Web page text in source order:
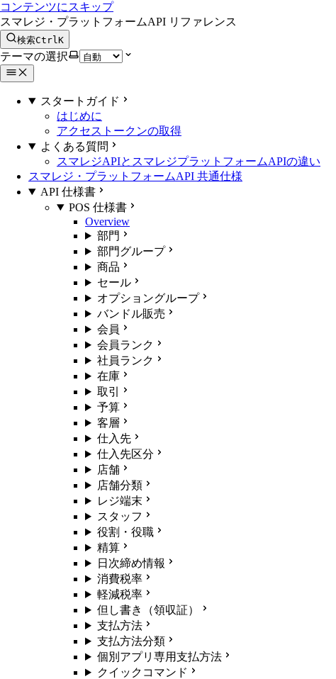
コンテンツにスキップ
スマレジ・プラットフォームAPI リファレンス
検索CtrlK
テーマの選択
スタートガイド
はじめに
アクセストークンの取得
よくある質問
スマレジAPIとスマレジプラットフォームAPIの違い
スマレジ・プラットフォームAPI 共通仕様
API 仕様書
POS 仕様書
Overview
部門
部門グループ
商品
セール
オプショングループ
バンドル販売
会員
会員ランク
社員ランク
在庫
取引
予算
客層
仕入先
仕入先区分
店舗
店舗分類
レジ端末
スタッフ
役割・役職
精算
日次締め情報
消費税率
軽減税率
但し書き（領収証）
支払方法
支払方法分類
個別アプリ専用支払方法
クイックコマンド